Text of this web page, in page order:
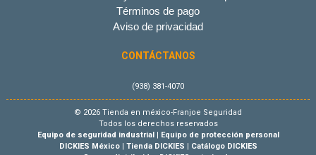
Términos de pago
Aviso de privacidad
CONTÁCTANOS
(938) 381-4070
© 2026 Tienda en méxico-Franjoe Seguridad
Todos los derechos reservados
Equipo de seguridad industrial| Equipo de protección personal
DICKIES México| Tienda DICKIES | Catálogo DICKIES